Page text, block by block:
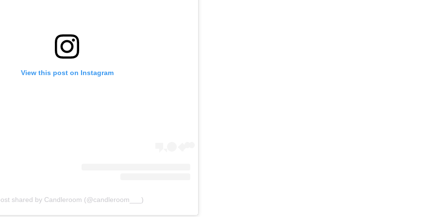
View this post on Instagram
shared by Candleroom (@candleroom___)